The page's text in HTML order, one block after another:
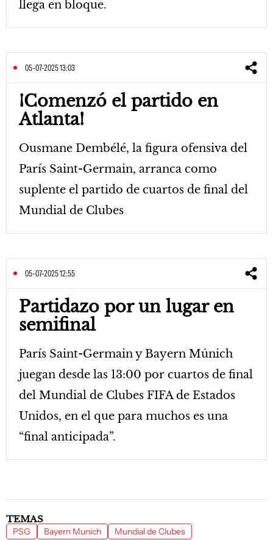
llega en bloque.
05-07-2025 13:03
¡Comenzó el partido en
Atlanta!
Ousmane Dembélé, la figura ofensiva del
París Saint-Germain, arranca como
suplente el partido de cuartos de final del
Mundial de Clubes
05-07-2025 12:55
Partidazo por un lugar en
semifinal
París Saint-Germain y Bayern Múnich
juegan desde las 13:00 por cuartos de final
del Mundial de Clubes FIFA de Estados
Unidos, en el que para muchos es una
“final anticipada”.
TEMAS
PSG Bayern Munich Mundial de Clubes